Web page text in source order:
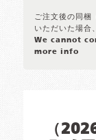
ご注文後の同梱
いただいた場合
We cannot
more info
（